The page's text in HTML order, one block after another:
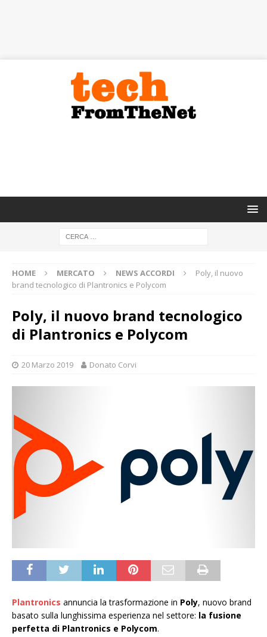
HOME MERCATO NEWS ACCORDI
Poly, il nuovo
brand tecnologico di Plantronics e Polycom
Poly, il nuovo brand tecnologico
di Plantronics e Polycom
20 Marzo 2019 Donato Corvi
Plantronics annuncia la trasformazione in Poly, nuovo brand
basato sulla lunghissima esperienza nel settore: la fusione
perfetta di Plantronics e Polycom.